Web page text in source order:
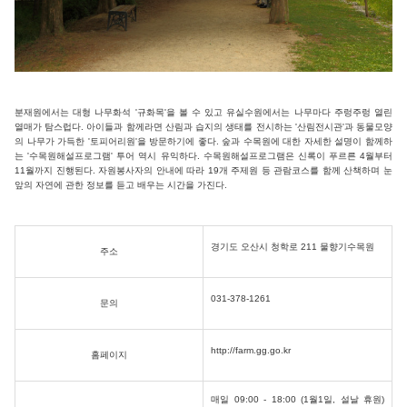
분재원에서는 대형 나무화석 '규화목'을 볼 수 있고 유실수원에서는 나무마다 주렁주렁 열린
열매가 탐스럽다. 아이들과 함께라면 산림과 습지의 생태를 전시하는 '산림전시관'과 동물모양
의 나무가 가득한 '토피어리원'을 방문하기에 좋다. 숲과 수목원에 대한 자세한 설명이 함께하
는 '수목원해설프로그램' 투어 역시 유익하다. 수목원해설프로그램은 신록이 푸르른 4월부터
11월까지 진행된다. 자원봉사자의 안내에 따라 19개 주제원 등 관람코스를 함께 산책하며 눈
앞의 자연에 관한 정보를 듣고 배우는 시간을 가진다.
주소 경기도 오산시 청학로 211 물향기수목원
문의 031-378-1261
홈페이지 http://farm.gg.go.kr
매일 09:00 - 18:00 (1월1일, 설날 휴원)